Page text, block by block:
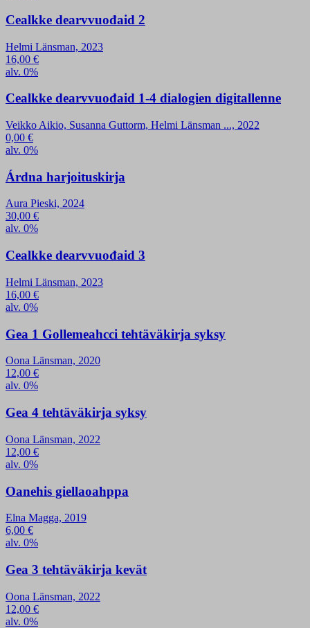
Cealkke dearvvuođaid 2
Helmi Länsman, 2023
16,00 €
alv. 0%
Cealkke dearvvuođaid 1-4 dialogien digitallenne
Veikko Aikio, Susanna Guttorm, Helmi Länsman ..., 2022
0,00 €
alv. 0%
Árdna harjoituskirja
Aura Pieski, 2024
30,00 €
alv. 0%
Cealkke dearvvuođaid 3
Helmi Länsman, 2023
16,00 €
alv. 0%
Gea 1 Gollemeahcci tehtäväkirja syksy
Oona Länsman, 2020
12,00 €
alv. 0%
Gea 4 tehtäväkirja syksy
Oona Länsman, 2022
12,00 €
alv. 0%
Oanehis giellaoahppa
Elna Magga, 2019
6,00 €
alv. 0%
Gea 3 tehtäväkirja kevät
Oona Länsman, 2022
12,00 €
alv. 0%